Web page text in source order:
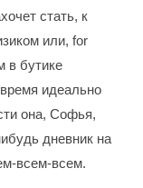
стать, к
или, for
в бутике
идеально
она, Софья,
дневник на
всем-всем.